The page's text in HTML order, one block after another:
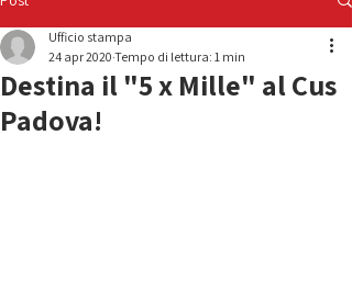
Destina il "5 x Mille" al Cus
Padova!
Ufficio stampa
24 apr 2020 Tempo di lettura: 1 min